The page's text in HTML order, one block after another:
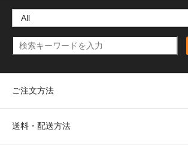
ご注文方法
送料・配送方法